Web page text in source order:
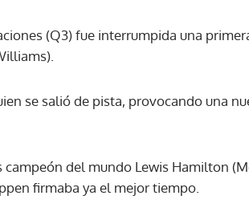
(Q3) fue interrumpida una
se salió de pista, provocando una
del mundo Lewis Hamilton
firmaba ya el mejor tiempo.